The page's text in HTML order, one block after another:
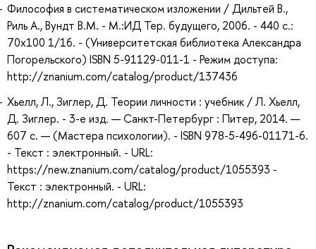
Философия в систематическом изложении / Дильтей В.,
Риль А., Вундт В.М. - М.:ИД Тер. будущего, 2006. - 440 с.:
70x100 1/16. - (Университетская библиотека Александра
Погорельского) ISBN 5-91129-011-1 - Режим доступа:
http://znanium.com/catalog/product/137436
Хьелл, Л., Зиглер, Д. Теории личности : учебник / Л. Хьелл,
Д. Зиглер. - 3-е изд. — Санкт-Петербург : Питер, 2014. —
607 с. — (Мастера психологии). - ISBN 978-5-496-01171-6.
- Текст : электронный. - URL:
https://new.znanium.com/catalog/product/1055393 -
Текст : электронный. - URL:
http://znanium.com/catalog/product/1055393